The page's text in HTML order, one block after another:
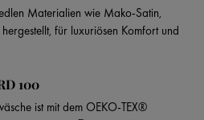
Materialien wie Mako-Satin,
für luxuriösen Komfort und
100
ist mit dem OEKO-TEX®